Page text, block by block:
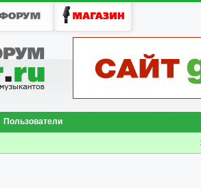
Пользователи